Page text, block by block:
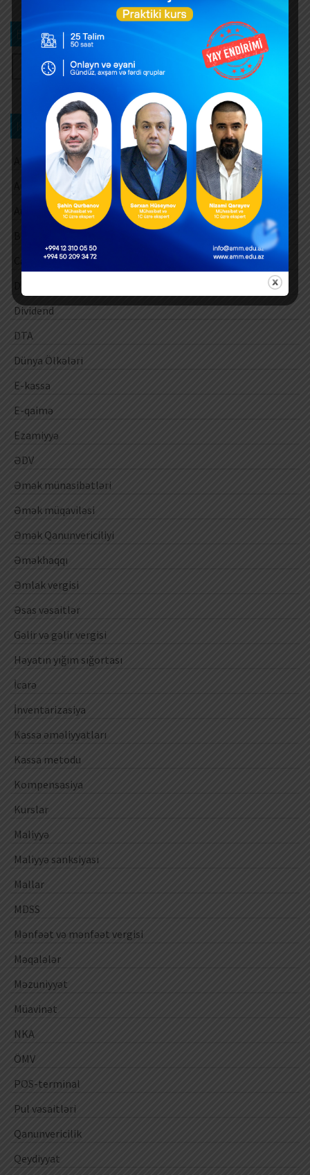
Bizi izləyin
Kateqoriya üzrə axtarış
Aksiz vergisi
Amortizasiya ayırmaları
Cari vergi ödəmələri
Dividend
DTA
Dünya Ölkələri
E-kassa
E-qaimə
Ezamiyyə
ƏDV
Əmək münasibətləri
Əmək müqaviləsi
Əmək Qanunvericiliyi
Əməkhaqqı
Əmlak vergisi
Əsas vəsaitlər
Gəlir və gəlir vergisi
Həyatın yığım sığortası
İcarə
İnventarizasiya
Kassa əməliyyatları
Kassa metodu
Kompensasiya
Kurslar
Maliyyə
Maliyyə sanksiyası
Mallar
MDSS
Mənfəət və mənfəət vergisi
Məqalələr
Məzuniyyət
Müavinət
NKA
ÖMV
POS-terminal
Pul vəsaitləri
Qanunvericilik
Qeydiyyat